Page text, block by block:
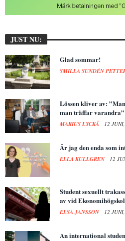
JUST NU:
Glad sommar!
SMILLA SUNDÉN
Lössen kliver av:
man träffar varandra”
MARIUS LYCKÅ 12
Är jag den enda som
ELLA KULLGREN 12
Student sexuellt
av vid
ELSA JANSSON 12
An international